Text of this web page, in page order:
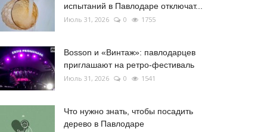
испытаний в Павлодаре отключат...
Июль 31, 2026 0 1755
Bosson и «Винтаж»: павлодарцев
приглашают на ретро-фестиваль
Июль 31, 2026 0 1541
Что нужно знать, чтобы посадить
дерево в Павлодаре